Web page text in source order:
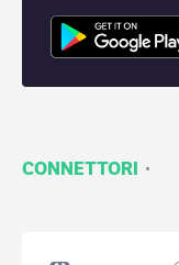
CONNETTORI ·